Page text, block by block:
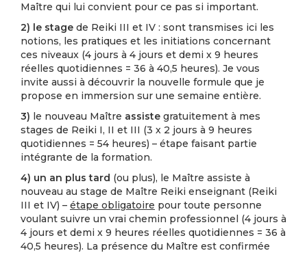
Maître qui lui convient pour ce pas si important.
2) le stage de Reiki III et IV : sont transmises ici les
notions, les pratiques et les initiations concernant
ces niveaux (4 jours à 4 jours et demi x 9 heures
réelles quotidiennes = 36 à 40,5 heures). Je vous
invite aussi à découvrir la nouvelle formule que je
propose en immersion sur une semaine entière.
3) le nouveau Maître assiste gratuitement à mes
stages de Reiki I, II et III (3 x 2 jours à 9 heures
quotidiennes = 54 heures) – étape faisant partie
intégrante de la formation.
4) un an plus tard (ou plus), le Maître assiste à
nouveau au stage de Maître Reiki enseignant (Reiki
III et IV) – étape obligatoire pour toute personne
voulant suivre un vrai chemin professionnel (4 jours à
4 jours et demi x 9 heures réelles quotidiennes = 36 à
40,5 heures). La présence du Maître est confirmée